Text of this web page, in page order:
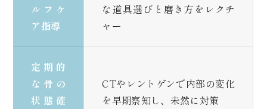
ルフケ
ア指導
な道具選びと磨き方をレクチ
ャー
定期的
な骨の
状態確
CTやレントゲンで内部の変化
を早期察知し、未然に対策